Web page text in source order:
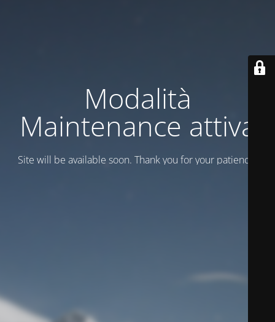
Modalità
Maintenance attiva
Site will be available soon. Thank you for your patience!